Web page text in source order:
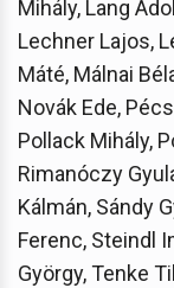
Mihály, Lang
Lechner Lajos,
Máté, Málnai
Novák Ede,
Pollack Mihály,
Rimanóczy
Kálmán, Sándy
Ferenc, Steindl
György, Tenke